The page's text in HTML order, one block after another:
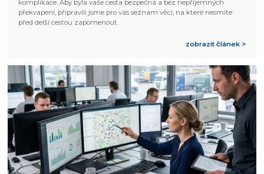
komplikace. Aby byla vaše cesta bezpečná a bez nepříjemných
překvapení, připravili jsme pro vás seznam věcí, na které nesmíte
před delší cestou zapomenout.
zobrazit článek >